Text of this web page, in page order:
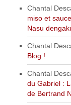
Chantal
miso et
Nasu
Chantal
Blog !
Chantal
du Gabriel :
de Bertrand